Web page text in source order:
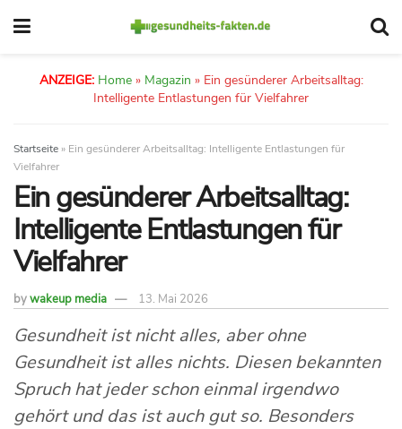
ANZEIGE: Home» Magazin » Ein gesünderer Arbeitsalltag:
Intelligente Entlastungen für Vielfahrer
Startseite » Ein gesünderer Arbeitsalltag: Intelligente Entlastungen für
Vielfahrer
Ein gesünderer Arbeitsalltag:
Intelligente Entlastungen für
Vielfahrer
bywakeup media 13. Mai 2026
Gesundheit ist nicht alles, aber ohne
Gesundheit ist alles nichts. Diesen bekannten
Spruch hat jeder schon einmal irgendwo
gehört und das ist auch gut so. Besonders